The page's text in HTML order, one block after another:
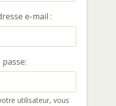
e-mail :
utilisateur, vous